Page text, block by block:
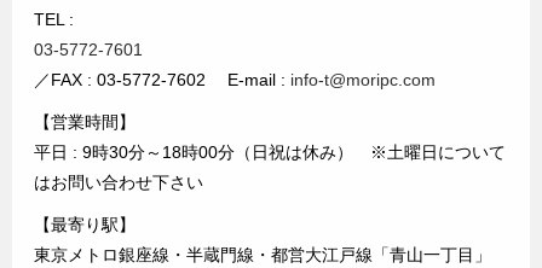
TEL :
03-5772-7601
／FAX : 03-5772-7602 E-mail : info-t@moripc.com
【営業時間】
平日 : 9時30分～18時00分（日祝は休み） ※土曜日について
はお問い合わせ下さい
【最寄り駅】
東京メトロ銀座線・半蔵門線・都営大江戸線「青山一丁目」